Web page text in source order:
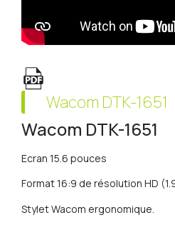
Wacom DTK-1651
Wacom DTK-1651
Ecran 15.6 pouces
Format 16:9 de résolution HD
Stylet Wacom ergonomique.